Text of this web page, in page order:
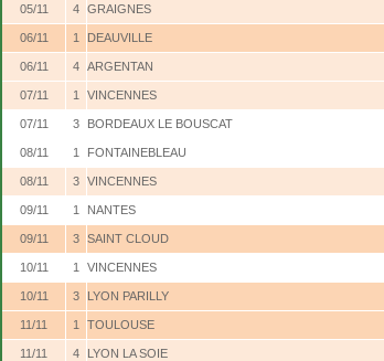
05/11 4 GRAIGNES
06/11 1 DEAUVILLE
06/11 4 ARGENTAN
07/11 1 VINCENNES
07/11 3 BORDEAUX LE BOUSCAT
08/11 1 FONTAINEBLEAU
08/11 3 VINCENNES
09/11 1 NANTES
09/11 3 SAINT CLOUD
10/11 1 VINCENNES
10/11 3 LYON PARILLY
11/11 1 TOULOUSE
11/11 4 LYON LA SOIE